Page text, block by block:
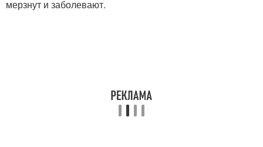
мерзнут и заболевают.